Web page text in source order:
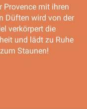
Provence mit ihren
Düften wird von der
verkörpert die
und lädt zu Ruhe
Staunen!